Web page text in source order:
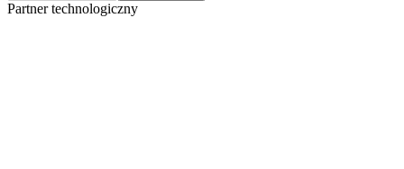
Partner technologiczny